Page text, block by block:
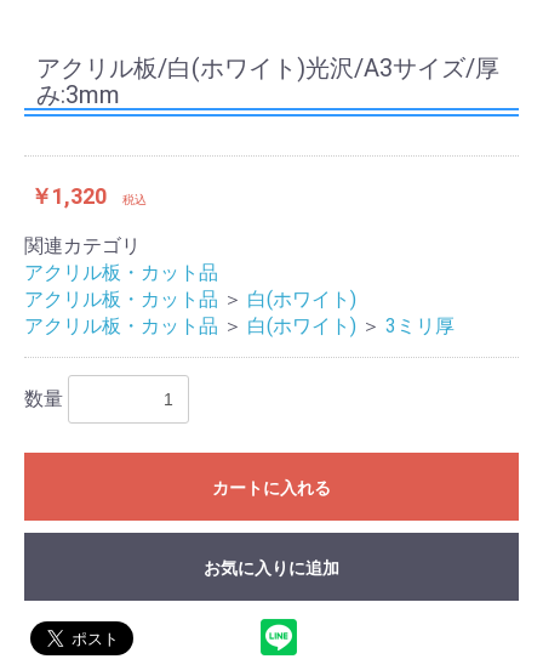
アクリル板/白(ホワイト)光沢/A3サイズ/厚
み:3mm
￥1,320 税込
関連カテゴリ
アクリル板・カット品
アクリル板・カット品 ＞ 白(ホワイト)
アクリル板・カット品 ＞ 白(ホワイト) ＞ 3ミリ厚
数量
カートに入れる
お気に入りに追加